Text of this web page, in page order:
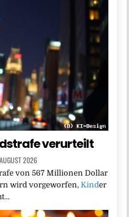
verurteilt
2026
von 567 Millionen Dollar
wird vorgeworfen, Kinder